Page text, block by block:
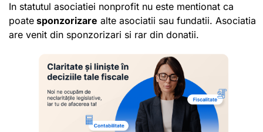
In statutul asociatiei nonprofit nu este mentionat ca
poate sponzorizare alte asociatii sau fundatii. Asociatia
are venit din sponzorizari si rar din donatii.